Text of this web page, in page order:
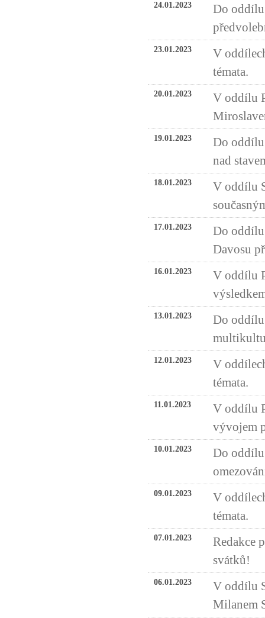
24.01.2023
Do oddílu
23.01.2023
V
témata.
20.01.2023
V oddílu
19.01.2023
Do oddílu
nad
18.01.2023
V oddílu
17.01.2023
Do
Davosu
16.01.2023
V oddílu
13.01.2023
Do
12.01.2023
V
témata.
11.01.2023
V oddílu
vývojem
10.01.2023
Do
09.01.2023
V
témata.
07.01.2023
Redakce
svátků!
06.01.2023
V oddílu
Milanem